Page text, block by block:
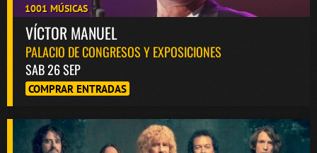
1001 MÚSICAS
VÍCTOR MANUEL
PALACIO DE CONGRESOS Y EXPOSICIONES
SAB 26 SEP
COMPRAR ENTRADAS